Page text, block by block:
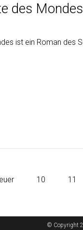
des
ist ein Roman des
10 11
© Copyright